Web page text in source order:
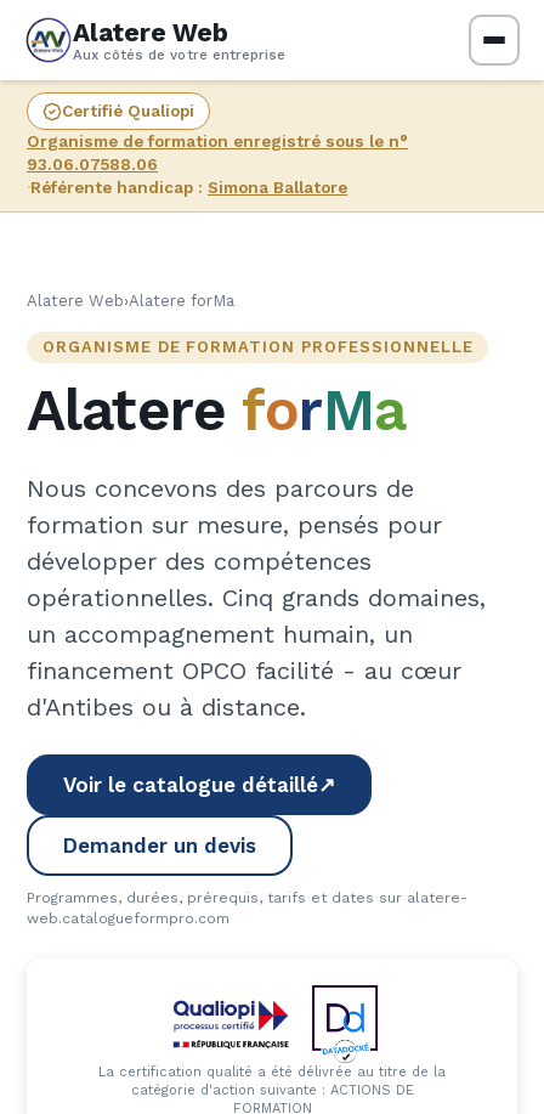
Alatere Web
Aux côtés de votre entreprise
Certifié Qualiopi
Organisme de formation enregistré sous le n°
93.06.07588.06
·Référente handicap : Simona Ballatore
Alatere Web›Alatere forMa
ORGANISME DE FORMATION PROFESSIONNELLE
Alatere forMa
Nous concevons des parcours de
formation sur mesure, pensés pour
développer des compétences
opérationnelles. Cinq grands domaines,
un accompagnement humain, un
financement OPCO facilité - au cœur
d'Antibes ou à distance.
Voir le catalogue détaillé↗
Demander un devis
Programmes, durées, prérequis, tarifs et dates sur alatere-
web.catalogueformpro.com
La certification qualité a été délivrée au titre de la
catégorie d'action suivante : ACTIONS DE
FORMATION